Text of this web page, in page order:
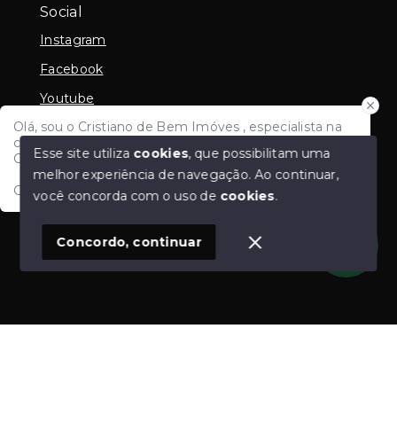
Olá, sou o Cristiano de Bem Imóves , especialista na
compra e venda de imoveis e avaliação imobiliária em
Criciúma e região e todo Sul de Santa Catarina.
Como posso ajudar?
Social
Instagram
Facebook
Youtube
Linkedin
© Copyright 2026 - Cristiano de Bem - CRECI PF
SITE PARA IMOBILIARIA
Esse site utiliza cookies, que possibilitam uma
melhor experiência de navegação.Ao continuar,
você concorda com o uso de cookies.
Concordo, continuar